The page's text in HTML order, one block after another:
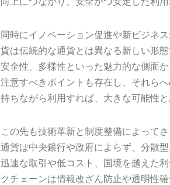
同時にイノベーション促進や新ビジネ
貨は伝統的な通貨とは異なる新しい形
安全性、多様性といった魅力的な側面
注意すべきポイントも存在し、それら
持ちながら利用すれば、大きな可能性
この先も技術革新と制度整備によって
通貨は中央銀行や政府によらず、分散
迅速な取引や低コスト、国境を越えた
クチェーンは情報改ざん防止や透明性